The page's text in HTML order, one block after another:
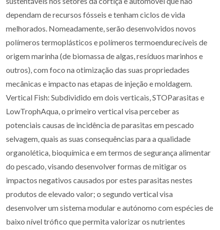
dependam de recursos fósseis e tenham ciclos de vida
melhorados. Nomeadamente, serão desenvolvidos novos
polímeros termoplásticos e polímeros termoendurecíveis de
origem marinha (de biomassa de algas, resíduos marinhos e
outros), com foco na otimização das suas propriedades
mecânicas e impacto nas etapas de injeção e moldagem.
Vertical Fish: Subdividido em dois verticais, STOParasitas e
LowTrophAqua, o primeiro vertical visa perceber as
potenciais causas de incidência de parasitas em pescado
selvagem, quais as suas consequências para a qualidade
organolética, bioquímica e em termos de segurança alimentar
do pescado, visando desenvolver formas de mitigar os
impactos negativos causados por estes parasitas nestes
produtos de elevado valor; o segundo vertical visa
desenvolver um sistema modular e autónomo com espécies de
baixo nível trófico que permita valorizar os nutrientes